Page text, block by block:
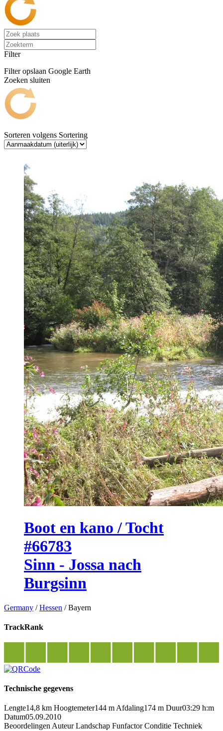
Filter
Filter opslaan Google Earth
Zoeken sluiten
Sorteren volgens Sortering
Boot en kano / Tocht
#66783
Sinn - Jossa nach
Burgsinn
Germany /Hessen /Bayern
TrackRank
Technische gegevens
Lengte14,8 km Hoogtemeter144 m Afdaling174 m Duur03:29 h:m
Datum05.09.2010
Beoordelingen Auteur Landschap Funfactor Conditie Techniek